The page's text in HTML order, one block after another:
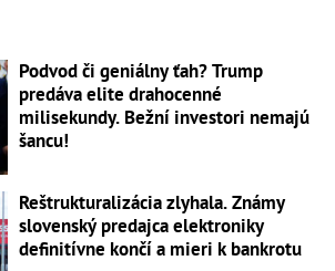
Podvod či geniálny ťah? Trump
predáva elite drahocenné
milisekundy. Bežní investori nemajú
šancu!
Reštrukturalizácia zlyhala. Známy
slovenský predajca elektroniky
definitívne končí a mieri k bankrotu